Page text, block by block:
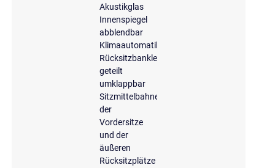
Akustikglas
Innenspiegel
abblendbar
Klimaautomatik
Rücksitzbanklehne,
geteilt
umklappbar
Sitzmittelbahnen
der
Vordersitze
und der
äußeren
Rücksitzplätze